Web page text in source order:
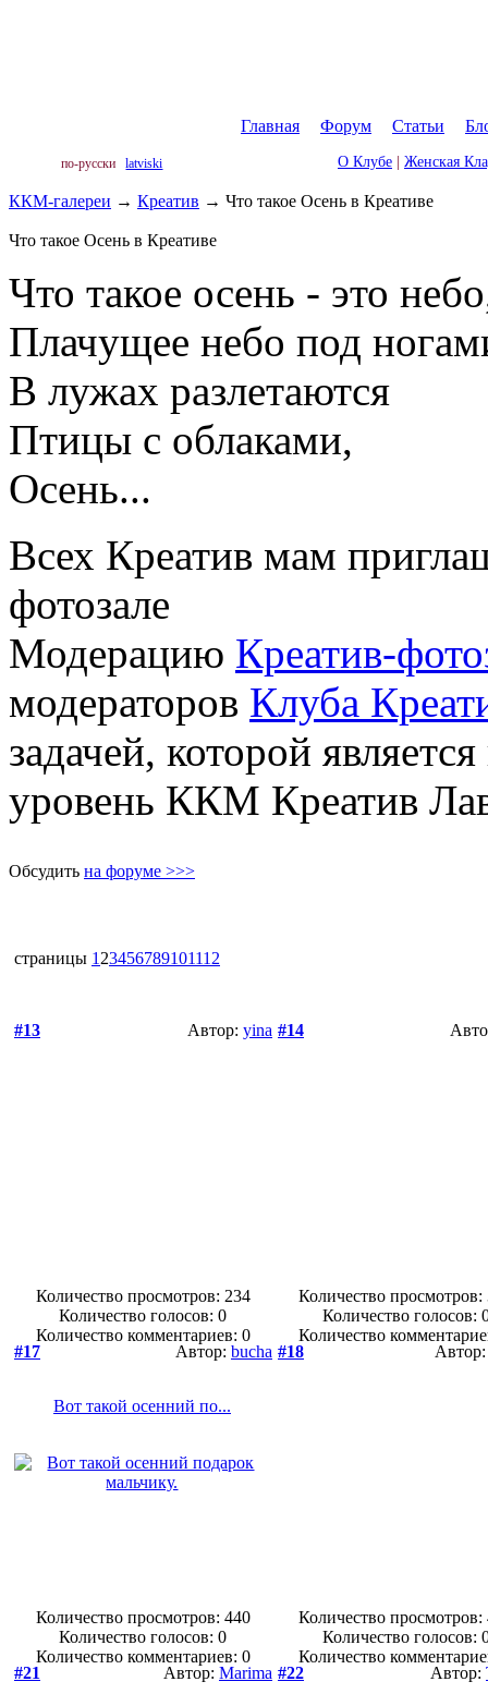
Главная Форум Статьи
по-русски latviski О Клубе Женская
ККМ-галереи → Креатив → Что такое Осень в Креативе
Что такое Осень в Креативе
Что такое осень - это
Плачущее небо под
В лужах разлетаются
Птицы с облаками,
Осень...
Всех Креатив мам
фотозале
Модерацию Креатив-
модераторов Клуба
задачей, которой
уровень ККМ Креатив
Обсудить на форуме >>>
страницы 1 23456789101112
#13 Автор: yina
Количество просмотров: 234
Количество голосов:0
Количество комментариев: 0
#14
Количество просмотров:
Количество голосов:
Количество
#17
Автор: bucha
Вот такой осенний по...
Количество просмотров: 440
Количество голосов:0
Количество комментариев: 0
#18
Количество просмотров:
Количество голосов:
Количество
#21
Автор: Marima #22 Автор: